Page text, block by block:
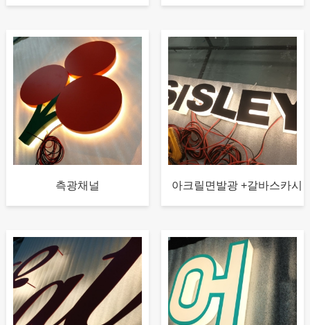
측광채널 아크릴면발광 +갈바스카시